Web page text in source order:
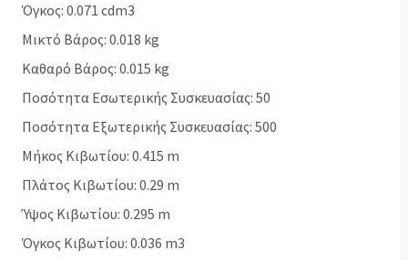
Όγκος: 0.071 cdm3
Μικτό Βάρος: 0.018 kg
Καθαρό Βάρος: 0.015 kg
Ποσότητα Εσωτερικής Συσκευασίας: 50
Ποσότητα Εξωτερικής Συσκευασίας: 500
Μήκος Κιβωτίου: 0.415 m
Πλάτος Κιβωτίου: 0.29 m
Ύψος Κιβωτίου: 0.295 m
Όγκος Κιβωτίου: 0.036 m3